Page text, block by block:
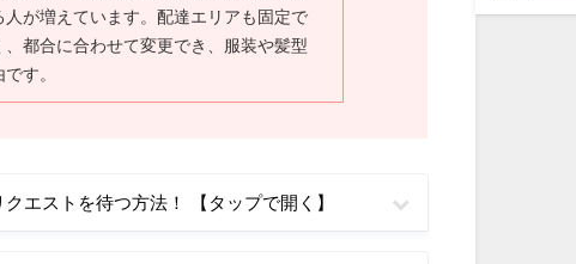
人が増えています。配達エリアも固定で
、都合に合わせて変更でき、服装や髪型
す。
エストを待つ方法！ 【タップで開く】